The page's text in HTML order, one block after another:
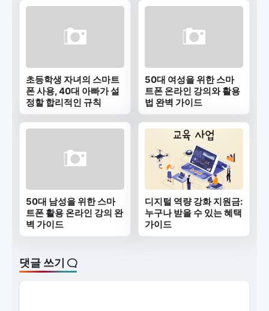
초등학생 자녀의 스마트
폰 사용, 40대 아빠가 설
정할 합리적인 규칙
50대 여성을 위한 스마
트폰 온라인 강의와 활용
법 완벽 가이드
50대 남성을 위한 스마
트폰 활용 온라인 강의 완
벽 가이드
디지털 역량 강화 지원금:
누구나 받을 수 있는 혜택
가이드
댓글 쓰기